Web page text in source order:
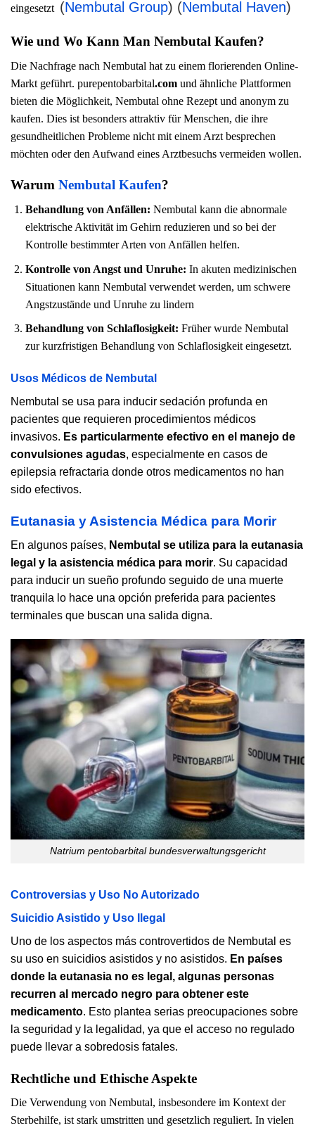
eingesetzt (Nembutal Group) (Nembutal Haven)
Wie und Wo Kann Man Nembutal Kaufen?
Die Nachfrage nach Nembutal hat zu einem florierenden Online-
Markt geführt. purepentobarbital.com und ähnliche Plattformen
bieten die Möglichkeit, Nembutal ohne Rezept und anonym zu
kaufen. Dies ist besonders attraktiv für Menschen, die ihre
gesundheitlichen Probleme nicht mit einem Arzt besprechen
möchten oder den Aufwand eines Arztbesuchs vermeiden wollen.
Warum Nembutal Kaufen?
Behandlung von Anfällen: Nembutal kann die abnormale
elektrische Aktivität im Gehirn reduzieren und so bei der
Kontrolle bestimmter Arten von Anfällen helfen.
Kontrolle von Angst und Unruhe: In akuten medizinischen
Situationen kann Nembutal verwendet werden, um schwere
Angstzustände und Unruhe zu lindern
Behandlung von Schlaflosigkeit: Früher wurde Nembutal
zur kurzfristigen Behandlung von Schlaflosigkeit eingesetzt.
Usos Médicos de Nembutal
Nembutal se usa para inducir sedación profunda en
pacientes que requieren procedimientos médicos
invasivos. Es particularmente efectivo en el manejo de
convulsiones agudas, especialmente en casos de
epilepsia refractaria donde otros medicamentos no han
sido efectivos.
Eutanasia y Asistencia Médica para Morir
En algunos países, Nembutal se utiliza para la eutanasia
legal y la asistencia médica para morir. Su capacidad
para inducir un sueño profundo seguido de una muerte
tranquila lo hace una opción preferida para pacientes
terminales que buscan una salida digna.
Natrium pentobarbital bundesverwaltungsgericht
Controversias y Uso No Autorizado
Suicidio Asistido y Uso Ilegal
Uno de los aspectos más controvertidos de Nembutal es
su uso en suicidios asistidos y no asistidos. En países
donde la eutanasia no es legal, algunas personas
recurren al mercado negro para obtener este
medicamento. Esto plantea serias preocupaciones sobre
la seguridad y la legalidad, ya que el acceso no regulado
puede llevar a sobredosis fatales.
Rechtliche und Ethische Aspekte
Die Verwendung von Nembutal, insbesondere im Kontext der
Sterbehilfe, ist stark umstritten und gesetzlich reguliert. In vielen